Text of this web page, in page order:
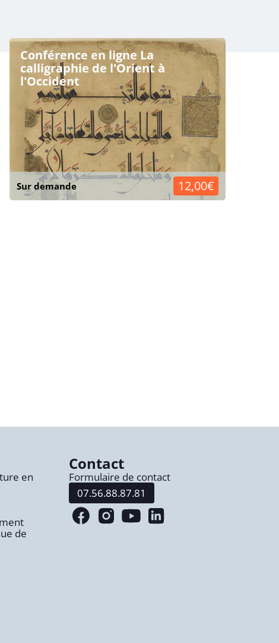
Conférence en ligne La
calligraphie de l'Orient à
l'Occident
Sur demande 12,00€
en
de
Contact
Formulaire de contact
07.56.88.87.81
Lien vers notre page facebook
Lien vers notre page instagram
Lien vers notre page youtube
Lien vers notre page